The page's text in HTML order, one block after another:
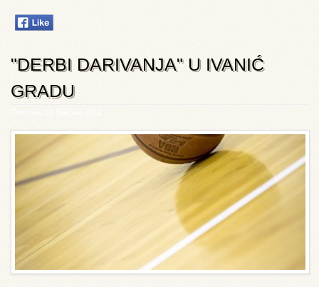
"DERBI DARIVANJA" U IVANIĆ
GRADU